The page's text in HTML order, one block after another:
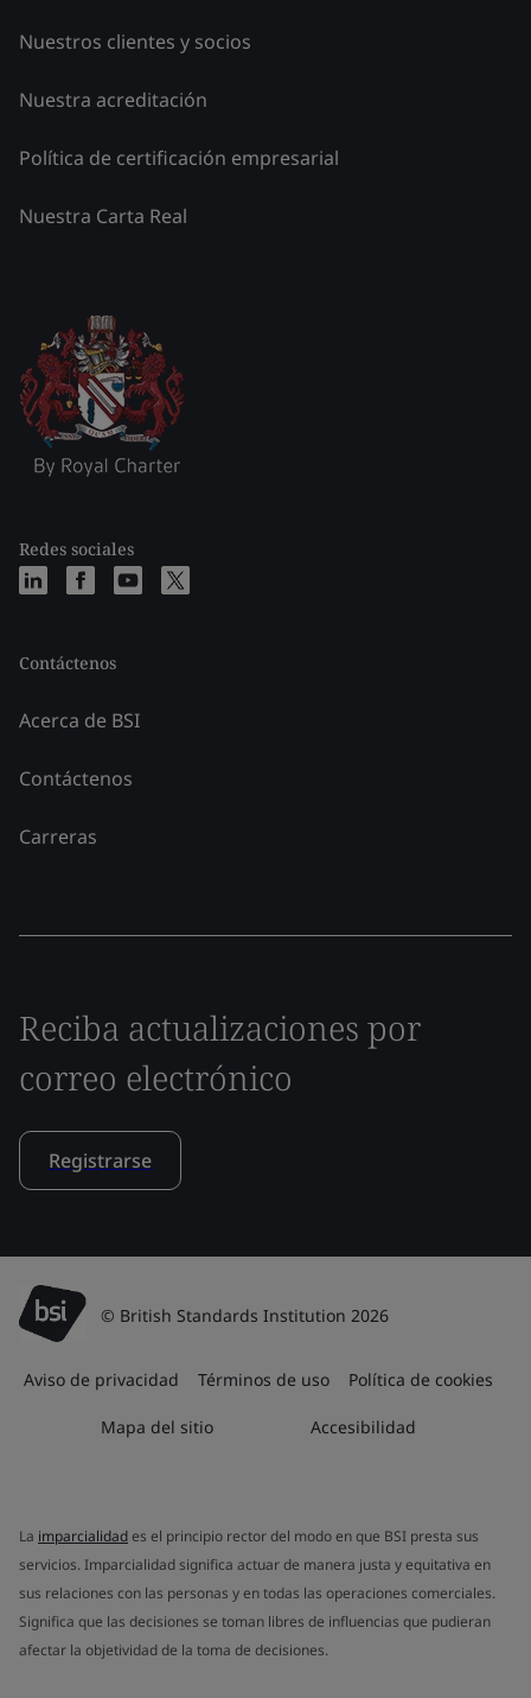
Nuestros clientes y socios
Nuestra acreditación
Política de certificación empresarial
Nuestra Carta Real
Redes sociales
Contáctenos
Acerca de BSI
Contáctenos
Carreras
Reciba actualizaciones por
correo electrónico
Registrarse
© British Standards Institution 2026
Aviso de privacidad Términos de uso Política de cookies
Mapa del sitio Accesibilidad
La imparcialidades el principio rector del modo en que BSI presta sus
servicios. Imparcialidad significa actuar de manera justa y equitativa en
sus relaciones con las personas y en todas las operaciones comerciales.
Significa que las decisiones se toman libres de influencias que pudieran
afectar la objetividad de la toma de decisiones.